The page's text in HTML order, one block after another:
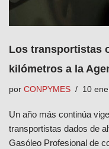
Los transportistas
kilómetros a la
por CONPYMES 10
Un año más continúa
transportistas dados de
Gasóleo Profesional de